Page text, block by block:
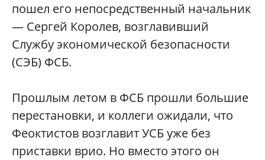
пошел его непосредственный начальник
— Сергей Королев, возглавивший
Службу экономической безопасности
(СЭБ) ФСБ.
Прошлым летом в ФСБ прошли большие
перестановки, и коллеги ожидали, что
Феоктистов возглавит УСБ уже без
приставки врио. Но вместо этого он